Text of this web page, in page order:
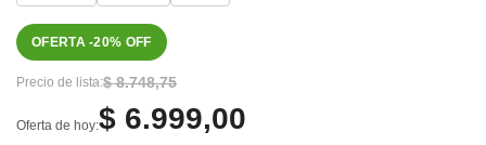
OFERTA -20% OFF
Precio de lista:$ 8.748,75
Oferta de hoy:$ 6.999,00